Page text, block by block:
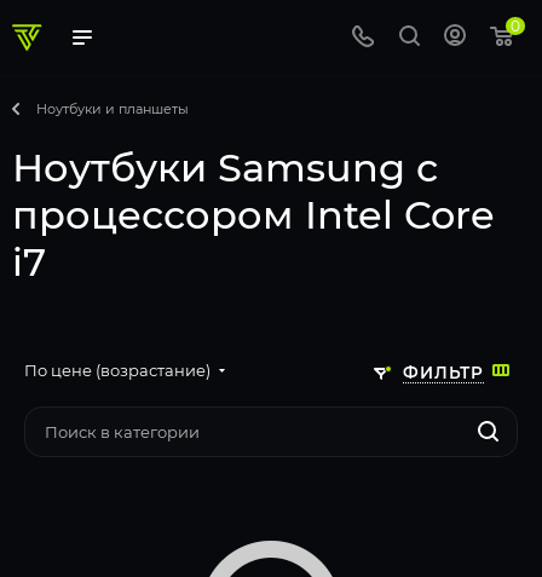
0
Ноутбуки и планшеты
Ноутбуки Samsung с
процессором Intel Core
i7
ФИЛЬТР
По цене (возрастание)